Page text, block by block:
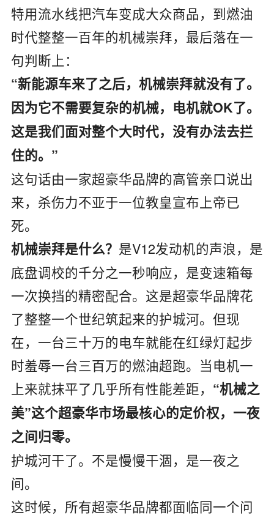
特用流水线把汽车变成大众商品，到燃油
时代整整一百年的机械崇拜，最后落在一
句判断上：
“新能源车来了之后，机械崇拜就没有了。
因为它不需要复杂的机械，电机就OK了。
这是我们面对整个大时代，没有办法去拦
住的。”
这句话由一家超豪华品牌的高管亲口说出
来，杀伤力不亚于一位教皇宣布上帝已
死。
机械崇拜是什么？ 是V12发动机的声浪，是
底盘调校的千分之一秒响应，是变速箱每
一次换挡的精密配合。这是超豪华品牌花
了整整一个世纪筑起来的护城河。但现
在，一台三十万的电车就能在红绿灯起步
时羞辱一台三百万的燃油超跑。当电机一
上来就抹平了几乎所有性能差距， “机械之
美”这个超豪华市场最核心的定价权，一夜
之间归零。
护城河干了。不是慢慢干涸，是一夜之
间。
这时候，所有超豪华品牌都面临同一个问